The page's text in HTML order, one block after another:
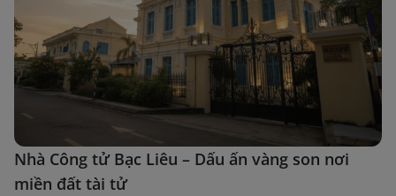
Nhà Công tử Bạc Liêu – Dấu ấn vàng son nơi
miền đất tài tử